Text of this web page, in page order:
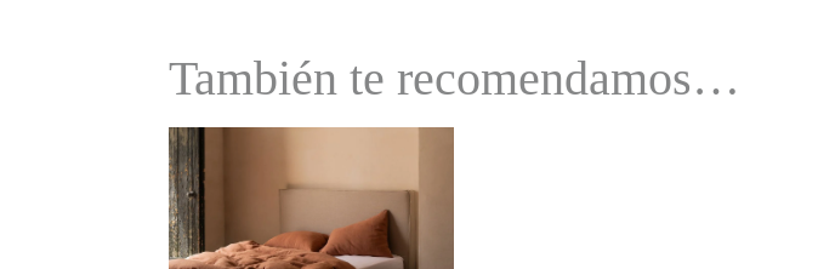
También te recomendamos…